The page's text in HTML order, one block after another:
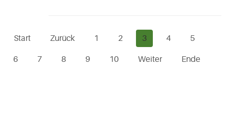
Start Zurück 1 2 3 4 5
6 7 8 9 10 Weiter Ende